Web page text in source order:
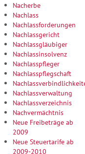
Nacherbe
Nachlass
Nachlassforderungen
Nachlassgericht
Nachlassgläubiger
Nachlassinsolvenz
Nachlasspfleger
Nachlasspflegschaft
Nachlassverwaltung
Nachlassverzeichnis
Nachvermächtnis
Neue Freibeträge ab
2009
Neue Steuertarife ab
2009-2010